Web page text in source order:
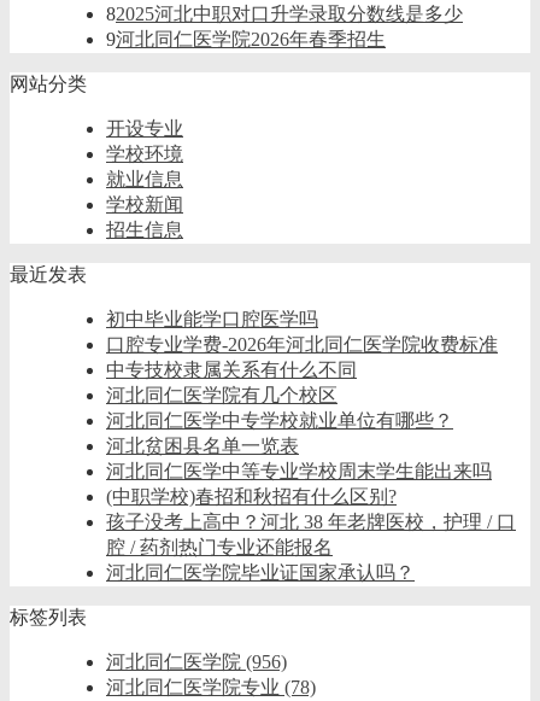
82025河北中职对口升学录取分数线是多少
9河北同仁医学院2026年春季招生
网站分类
开设专业
学校环境
就业信息
学校新闻
招生信息
最近发表
初中毕业能学口腔医学吗
口腔专业学费-2026年河北同仁医学院收费标准
中专技校隶属关系有什么不同
河北同仁医学院有几个校区
河北同仁医学中专学校就业单位有哪些？
河北贫困县名单一览表
河北同仁医学中等专业学校周末学生能出来吗
(中职学校)春招和秋招有什么区别?
孩子没考上高中？河北 38 年老牌医校，护理 / 口
腔 / 药剂热门专业还能报名
河北同仁医学院毕业证国家承认吗？
标签列表
河北同仁医学院 (956)
河北同仁医学院专业 (78)